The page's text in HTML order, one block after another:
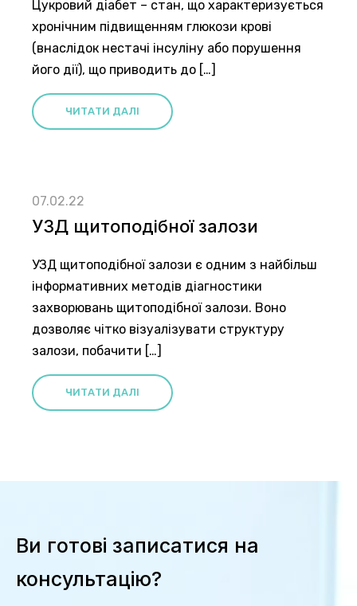
Цукровий діабет – стан, що характеризується
хронічним підвищенням глюкози крові
(внаслідок нестачі інсуліну або порушення
його дії), що приводить до […]
ЧИТАТИ ДАЛІ
07.02.22
УЗД щитоподібної залози
УЗД щитоподібної залози є одним з найбільш
інформативних методів діагностики
захворювань щитоподібної залози. Воно
дозволяє чітко візуалізувати структуру
залози, побачити […]
ЧИТАТИ ДАЛІ
Ви готові записатися на
консультацію?